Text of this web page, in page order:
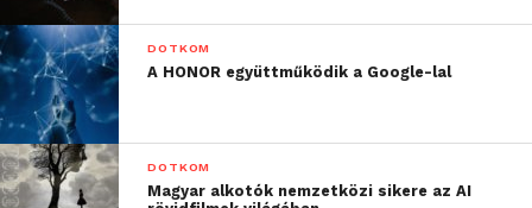
DOTKOM
A HONOR együttműködik a Google-lal
DOTKOM
Magyar alkotók nemzetközi sikere az AI